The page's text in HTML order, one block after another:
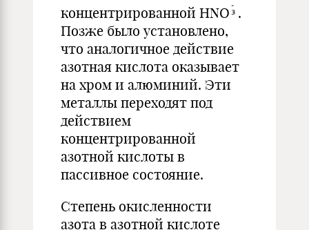
концентрированной HNO .
Позже было установлено,
что аналогичное действие
азотная кислота оказывает
на хром и алюминий. Эти
металлы переходят под
действием
концентрированной
азотной кислоты в
пассивное состояние.
Степень окисленности
азота в азотной кислоте